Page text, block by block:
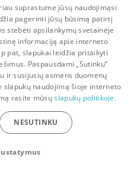
Pranešimai Paskyra
patogiau!
suprastume jūsų naudojimąsi
pagerinti jūsų būsimą patirtį
stebėti apsilankymų svetainėje
informaciją apie interneto
pat, slapukai leidžia pritaikyti
Paspausdami „Sutinku“
ir susijusių asmens duomenų
naudojimą šioje interneto
rasite mūsųslapukų politikoje.
NESUTINKU